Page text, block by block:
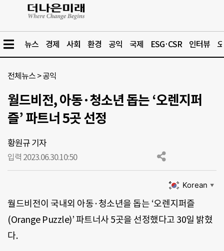
뉴스 경제 사회 환경 공익 국제 ESG·CSR 인터뷰
전체뉴스 >공익
월드비전, 아동·청소년 돕는 ‘오렌지퍼
즐’ 파트너 5곳 선정
황원규 기자
입력 2023.06.30.10:50
Korean ▼
월드비전이 국내외 아동·청소년을 돕는 ‘오렌지퍼즐
(Orange Puzzle)’ 파트너사 5곳을 선정했다고 30일 밝혔
다.